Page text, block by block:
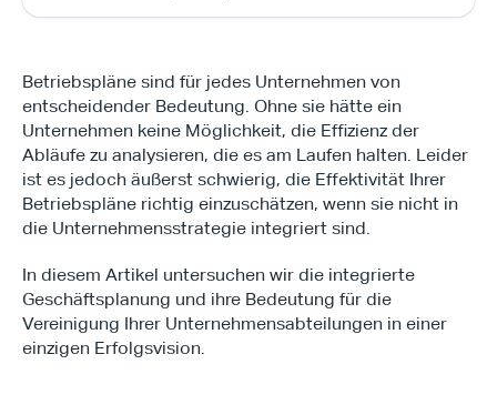
Betriebspläne sind für jedes Unternehmen von
entscheidender Bedeutung. Ohne sie hätte ein
Unternehmen keine Möglichkeit, die Effizienz der
Abläufe zu analysieren, die es am Laufen halten. Leider
ist es jedoch äußerst schwierig, die Effektivität Ihrer
Betriebspläne richtig einzuschätzen, wenn sie nicht in
die Unternehmensstrategie integriert sind.
In diesem Artikel untersuchen wir die integrierte
Geschäftsplanung und ihre Bedeutung für die
Vereinigung Ihrer Unternehmensabteilungen in einer
einzigen Erfolgsvision.